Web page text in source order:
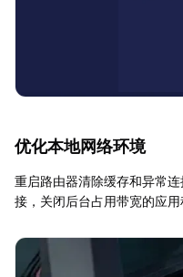
优化本地网络环境
重启路由器清除缓存和异常
接，关闭后台占用带宽的应